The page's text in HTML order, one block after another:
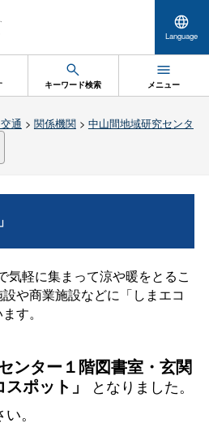
Language
キーワード検索 メニュー
通 > 関係機関> 中山間地域研究センタ
気軽に集まって涼や暖をとるこ
や商業施設などに「しまエコ
す。
ンター１階図書室・玄関
ポット」
となりました。
。